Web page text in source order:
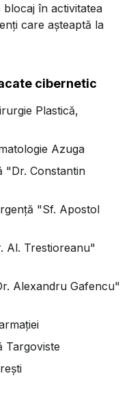
în activitatea
care așteaptă la
cibernetic
Plastică,
Azuga
"Dr. Constantin
"Sf. Apostol
Al. Trestioreanu"
Alexandru Gafencu"
Targoviste